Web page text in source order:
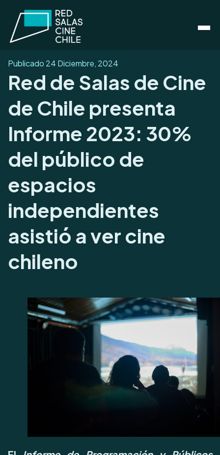
Publicado 24 Diciembre, 2024
Red de Salas de Cine
de Chile presenta
Informe 2023: 30%
del público de
espacios
independientes
asistió a ver cine
chileno